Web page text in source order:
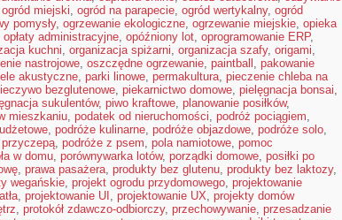
ogród miejski, ogród na parapecie, ogród wertykalny, ogród
pomysły, ogrzewanie ekologiczne, ogrzewanie miejskie, opieka
opłaty administracyjne, opóźniony lot, oprogramowanie ERP,
kuchni, organizacja spiżarni, organizacja szafy, origami,
nastrojowe, oszczędne ogrzewanie, paintball , pakowanie
akustyczne, parki linowe, permakultura, pieczenie chleba na
bezglutenowe, piekarnictwo domowe, pielęgnacja bonsai,
sukulentów, piwo kraftowe, planowanie posiłków,
mieszkaniu, podatek od nieruchomości, podróż pociągiem,
, podróże kulinarne, podróże objazdowe, podróże solo,
, podróże z psem, pola namiotowe, pomoc
w domu, porównywarka lotów, porządki domowe, posiłki po
, prawa pasażera, produkty bez glutenu, produkty bez laktozy,
wegańskie, projekt ogrodu przydomowego, projektowanie
, projektowanie UI , projektowanie UX, projekty domów
, protokół zdawczo-odbiorczy, przechowywanie, przesadzanie